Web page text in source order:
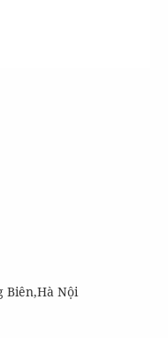
Biên,Hà Nội